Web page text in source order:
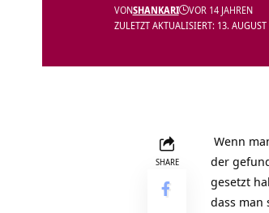
ZULETZT AKTUALISIERT: 13.
VONSHANKARI VOR 14 JAHREN
SHARE
Wenn
der
gesetzt
dass man